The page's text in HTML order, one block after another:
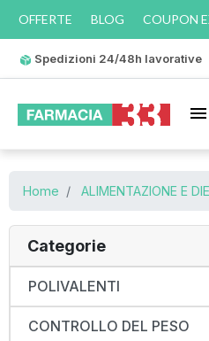
OFFERTE BLOG COUPON
Spedizioni 24/48h lavorative
menu
Home ALIMENTAZIONE E
Categorie
POLIVALENTI
CONTROLLO DEL PESO